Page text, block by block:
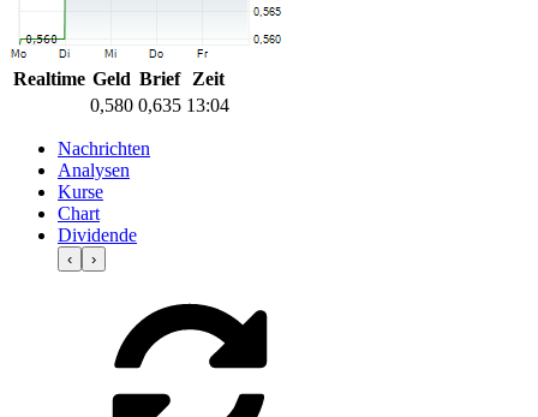
Realtime Geld Brief
Zeit
0,580 0,635 13:04
Nachrichten
Analysen
Kurse
Chart
Dividende
‹ ›